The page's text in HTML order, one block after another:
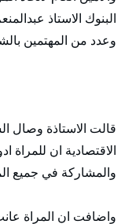
البنوك الاستاذ
وعدد من المهتمين
قالت الاستاذة وصال
الاقتصادية ان
والمشاركة في جميع
واضافت ان المراة